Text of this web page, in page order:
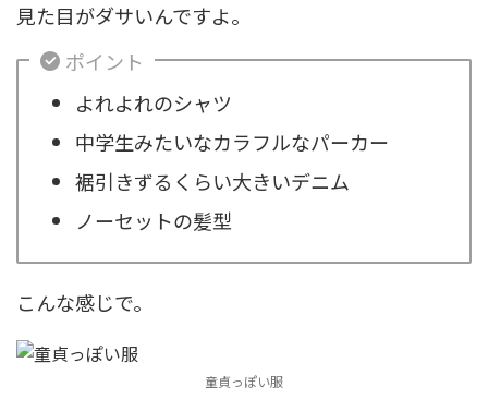
見た目がダサいんですよ。
ポイント
よれよれのシャツ
中学生みたいなカラフルなパーカー
裾引きずるくらい大きいデニム
ノーセットの髪型
こんな感じで。
童貞っぽい服